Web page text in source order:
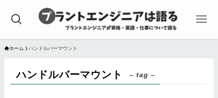
ホーム ハンドルバーマウント
ハンドルバーマウント – tag –